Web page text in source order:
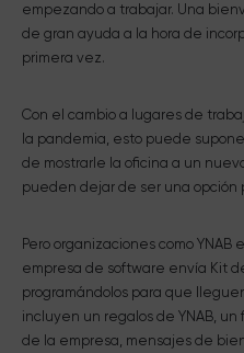
empezando a trabajar. Una
de gran ayuda a la hora de
primera vez.
Con el cambio a lugares de
la pandemia, esto puede
de mostrarle la oficina a un
pueden dejar de ser una opción
Pero organizaciones como
empresa de software envía Kit
programándolos para que
incluyen un regalos de YNAB, un
de la empresa, mensajes de